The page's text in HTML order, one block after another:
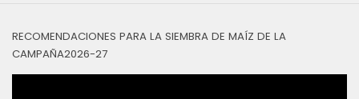
RECOMENDACIONES PARA LA SIEMBRA DE MAÍZ DE LA
CAMPAÑA2026-27